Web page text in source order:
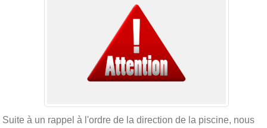
Suite à un rappel à l'ordre de la direction de la piscine, nous